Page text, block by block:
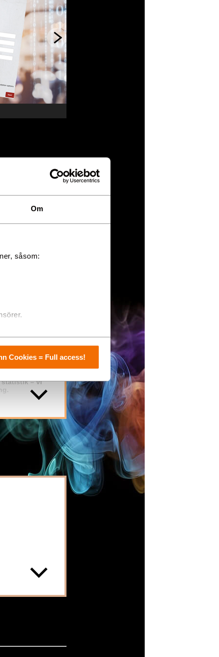
Om
såsom:
Cookies = Full access!
samt
statistik – vi
Dessa
om eventet.